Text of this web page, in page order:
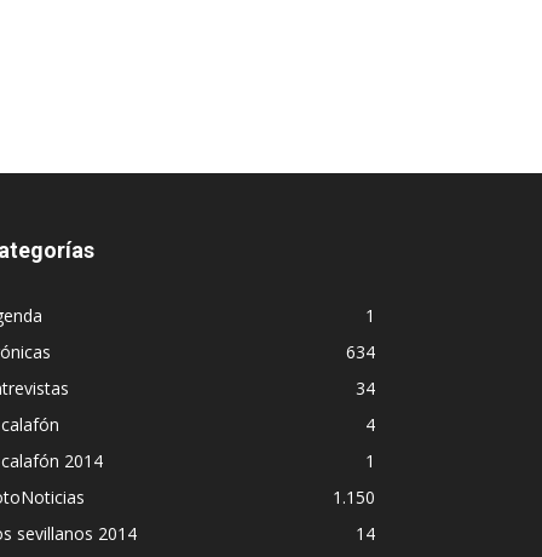
1
634
34
4
2014
1
1.150
sevillanos 2014
14